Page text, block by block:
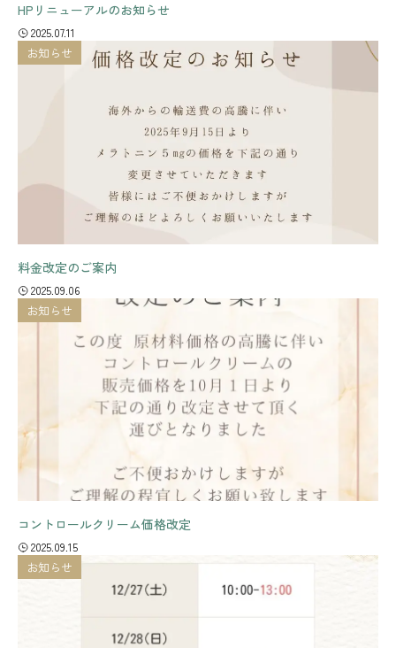
HPリニューアルのお知らせ
2025.07.11
お知らせ
料金改定のご案内
2025.09.06
お知らせ
コントロールクリーム価格改定
2025.09.15
お知らせ